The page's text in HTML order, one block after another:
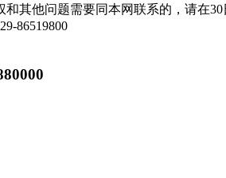
其他问题需要同本网联系的，请在30
86519800